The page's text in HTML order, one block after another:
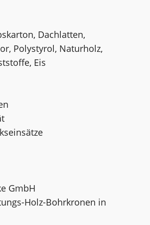
Dachlatten,
Polystyrol, Naturholz,
Eis
GmbH
Holz-Bohrkronen in